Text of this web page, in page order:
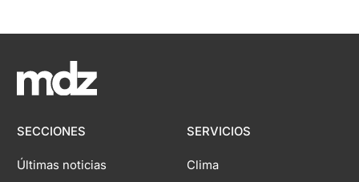
SECCIONES
Últimas noticias
SERVICIOS
Clima